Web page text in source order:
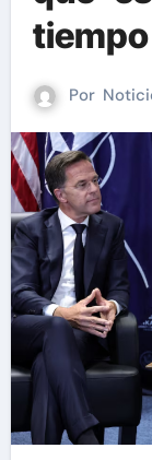
tiempo
Por